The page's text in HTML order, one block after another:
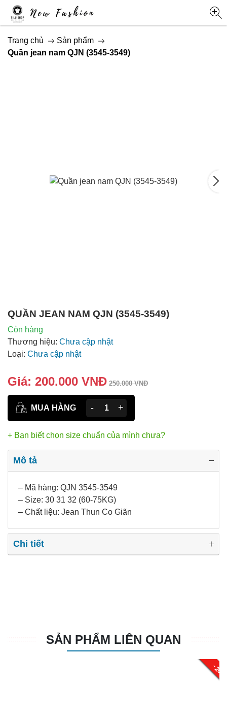
Trang chủ
Sản phẩm
Quần jean nam QJN (3545-3549)
QUẦN JEAN NAM QJN (3545-3549)
Còn hàng
Thương hiệu: Chưa cập nhật
Loại: Chưa cập nhật
Giá: 200.000 VNĐ 250.000 VNĐ
MUA HÀNG - +
+ Bạn biết chọn size chuẩn của mình chưa?
Mô tả
– Mã hàng: QJN 3545-3549
– Size: 30 31 32 (60-75KG)
– Chất liệu: Jean Thun Co Giãn
Chi tiết
SẢN PHẨM LIÊN QUAN
- 20%